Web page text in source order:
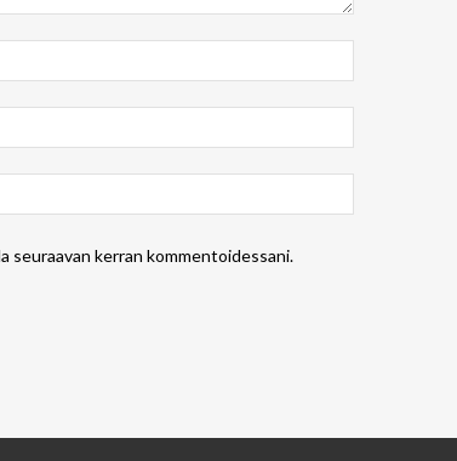
seuraavan kerran kommentoidessani.